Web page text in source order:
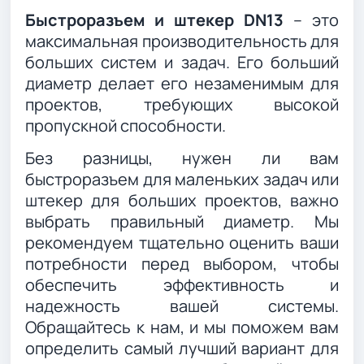
Быстроразъем и штекер DN13 – это
максимальная производительность для
больших систем и задач. Его больший
диаметр делает его незаменимым для
проектов, требующих высокой
пропускной способности.
Без разницы, нужен ли вам
быстроразъем для маленьких задач или
штекер для больших проектов, важно
выбрать правильный диаметр. Мы
рекомендуем тщательно оценить ваши
потребности перед выбором, чтобы
обеспечить эффективность и
надежность вашей системы.
Обращайтесь к нам, и мы поможем вам
определить самый лучший вариант для